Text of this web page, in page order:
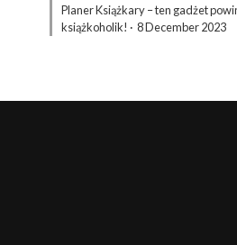
Planer Książkary – ten gadżet
książkoholik! · 8 December 2023